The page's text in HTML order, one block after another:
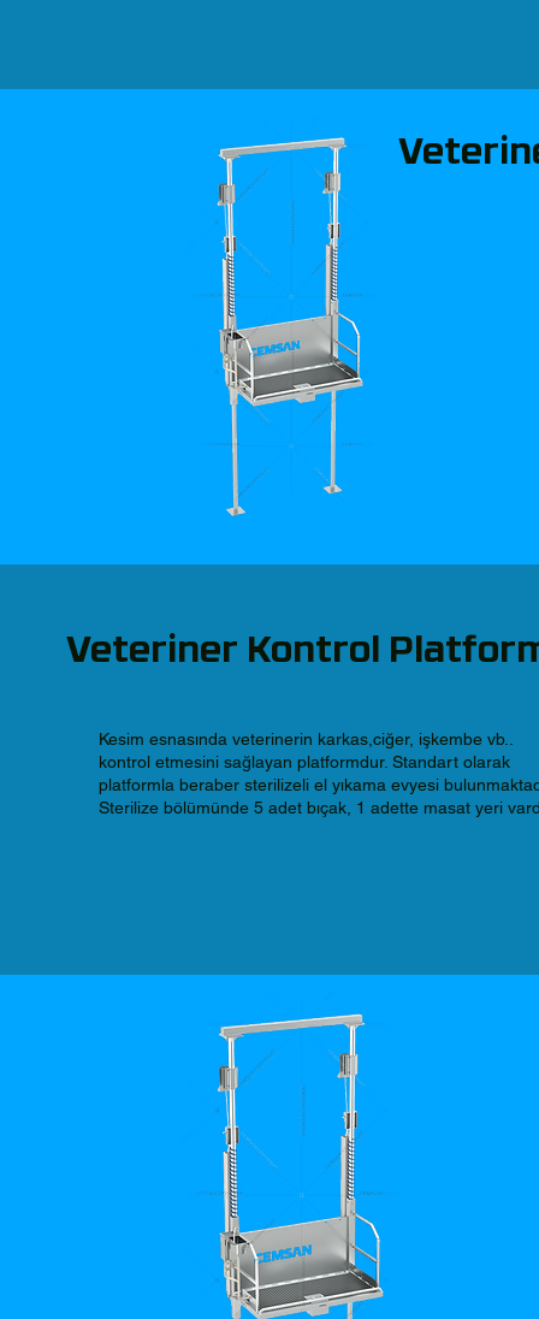
Veteriner Kontrol
Kesim esnasında veterinerin karkas,ciğer, işkembe vb..
kontrol etmesini sağlayan platformdur. Standart olarak
platformla beraber sterilizeli el yıkama evyesi
Sterilize bölümünde 5 adet bıçak, 1 adette masat yeri